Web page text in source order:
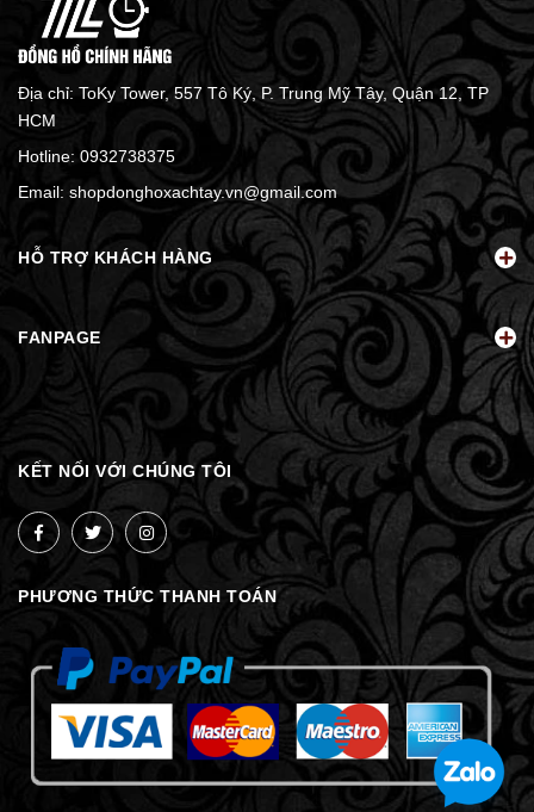
Địa chỉ: ToKy Tower, 557 Tô Ký, P. Trung Mỹ Tây, Quận 12, TP
HCM
Hotline: 0932738375
Email: shopdonghoxachtay.vn@gmail.com
HỖ TRỢ KHÁCH HÀNG
FANPAGE
KẾT NỐI VỚI CHÚNG TÔI
PHƯƠNG THỨC THANH TOÁN